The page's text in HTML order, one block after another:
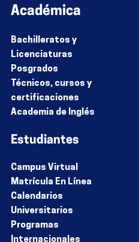
Académica
Bachilleratos y
Licenciaturas
Posgrados
Técnicos, cursos y
certificaciones
Academia de Inglés
Estudiantes
Campus Virtual
Matrícula En Línea
Calendarios
Universitarios
Programas
Internacionales